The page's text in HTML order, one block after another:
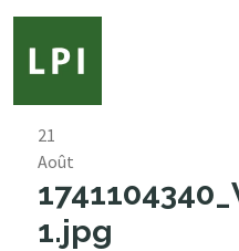
21
Août
1.jpg